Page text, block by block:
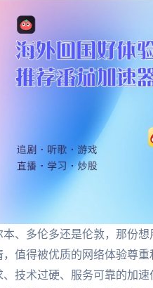
、多伦多还是伦敦，那份
，值得被优质的网络体验尊
技术过硬、服务可靠的加